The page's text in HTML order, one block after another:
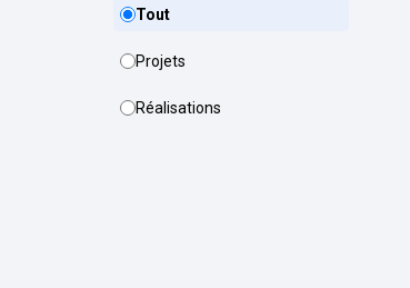
Tout
Projets
Réalisations